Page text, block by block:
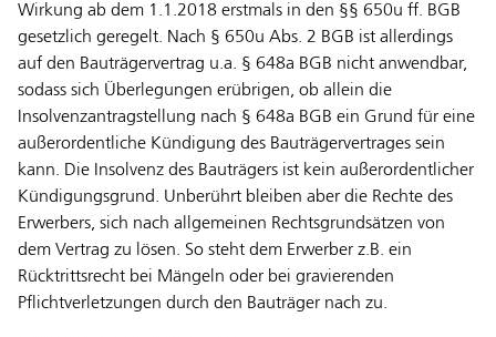
Wirkung ab dem 1.1.2018 erstmals in den §§ 650u ff. BGB
gesetzlich geregelt. Nach § 650u Abs. 2 BGB ist allerdings
auf den Bauträgervertrag u.a. § 648a BGB nicht anwendbar,
sodass sich Überlegungen erübrigen, ob allein die
Insolvenzantragstellung nach § 648a BGB ein Grund für eine
außerordentliche Kündigung des Bauträgervertrages sein
kann. Die Insolvenz des Bauträgers ist kein außerordentlicher
Kündigungsgrund. Unberührt bleiben aber die Rechte des
Erwerbers, sich nach allgemeinen Rechtsgrundsätzen von
dem Vertrag zu lösen. So steht dem Erwerber z.B. ein
Rücktrittsrecht bei Mängeln oder bei gravierenden
Pflichtverletzungen durch den Bauträger nach zu.